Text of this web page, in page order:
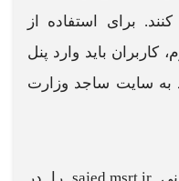
برای استفاده از
، کاربران باید وارد پنل
به سایت ساجد وزارت